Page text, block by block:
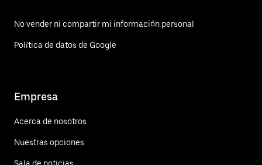
No vender ni compartir mi información personal
Política de datos de Google
Empresa
Acerca de nosotros
Nuestras opciones